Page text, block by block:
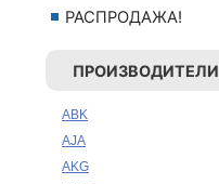
РАСПРОДАЖА!
ПРОИЗВОДИТЕЛИ
ABK
AJA
AKG